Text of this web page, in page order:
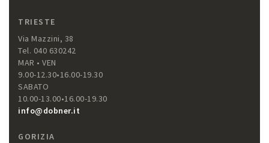
TRIESTE
Via Mazzini, 38
Tel. 040 630242
MAR • VEN
9.00-12.30•16.00-19.30
SABATO
10.00-13.00•16.00-19.30
info@dobner.it
GORIZIA